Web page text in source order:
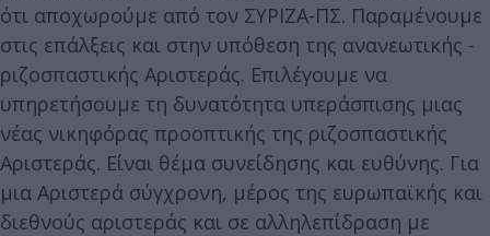
ότι αποχωρούμε από τον ΣΥΡΙΖΑ-ΠΣ. Παραμένουμε
στις επάλξεις και στην υπόθεση της ανανεωτικής -
ριζοσπαστικής Αριστεράς. Επιλέγουμε να
υπηρετήσουμε τη δυνατότητα υπεράσπισης μιας
νέας νικηφόρας προοπτικής της ριζοσπαστικής
Αριστεράς. Είναι θέμα συνείδησης και ευθύνης. Για
μια Αριστερά σύγχρονη, μέρος της ευρωπαϊκής και
διεθνούς αριστεράς και σε αλληλεπίδραση με